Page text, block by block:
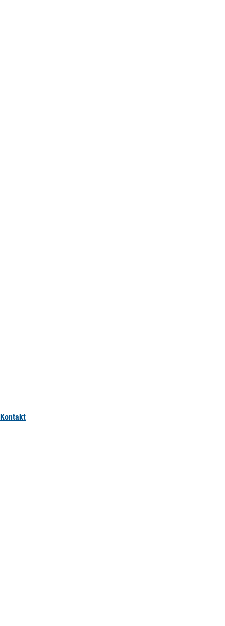
Kontakt